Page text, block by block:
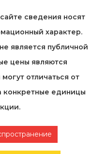
сведения носят
характер.
является публичной
цены являются
отличаться от
конкретные единицы